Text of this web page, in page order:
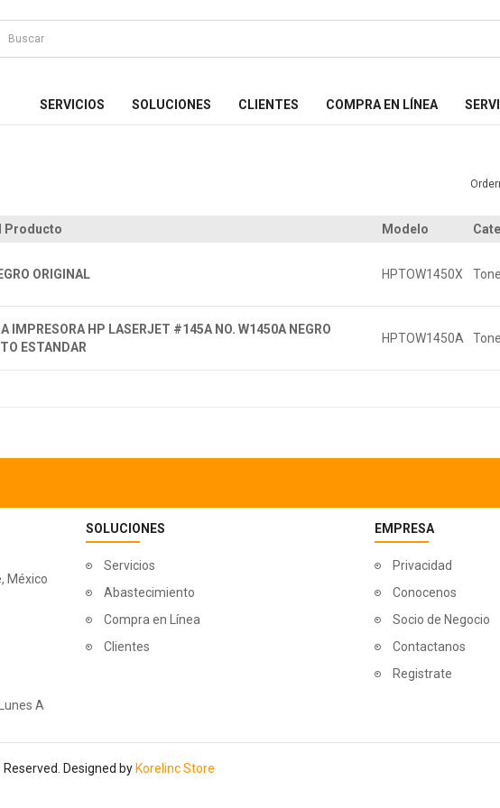
SERVICIOS SOLUCIONES CLIENTES COMPRA EN LÍNEA
Producto Modelo
ORIGINAL HPTOW1450X
IMPRESORA HP LASERJET #145A NO. W1450A NEGRO
ESTANDAR
HPTOW1450A
México
A
SOLUCIONES
Servicios
Abastecimiento
Compra en Línea
Clientes
EMPRESA
Privacidad
Conocenos
Socio de Negocio
Contactanos
Registrate
Designed by Korelinc Store